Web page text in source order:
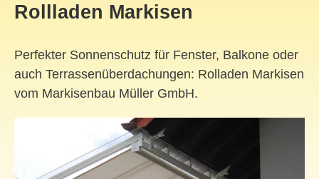
Rollladen Markisen
Perfekter Sonnenschutz für Fenster, Balkone oder
auch Terrassenüberdachungen: Rolladen Markisen
vom Markisenbau Müller GmbH.